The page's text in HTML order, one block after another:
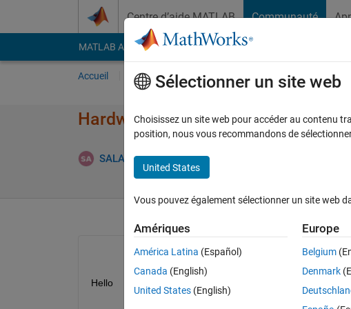
Centre d’aide MATLAB Communauté
MATLAB Answers File Exchange Cody
Accueil Poser une question Parcourir
Hardware tools and blocks
SALAH alatai 14 Juil 2021
Hello
Sélectionner un site web
Choisissez un site web pour accéder au contenu
position, nous vous recommandons de
United States
Vous pouvez également sélectionner un site web
Amériques
América Latina (Español)
Canada (English)
United States (English)
Europe
Belgium
Denmark